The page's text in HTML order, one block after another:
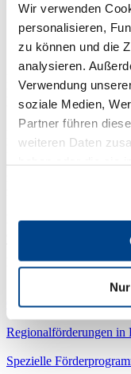
Wir verwenden
personalisieren,
zu können und die
analysieren.
Verwendung
soziale Medien,
Partner führen
weiteren Daten
Nachfolgend finden Sie
und auf einen Blick.
für
DerFörderwegweiser
aktuell weit mehr als
Tourismus. Diese
Fördermöglichkeiten
Öffentlichen
Regionalförderungen in
Spezielle